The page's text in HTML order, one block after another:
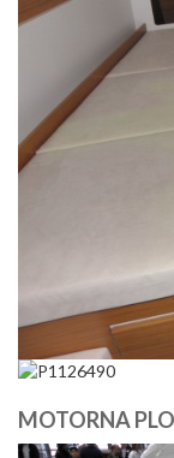
MOTORNA